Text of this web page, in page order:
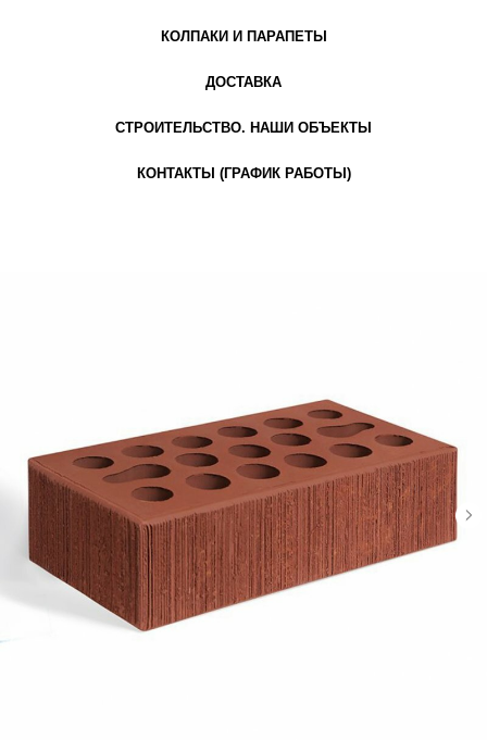
КОЛПАКИ И ПАРАПЕТЫ
ДОСТАВКА
СТРОИТЕЛЬСТВО. НАШИ ОБЪЕКТЫ
КОНТАКТЫ (ГРАФИК РАБОТЫ)